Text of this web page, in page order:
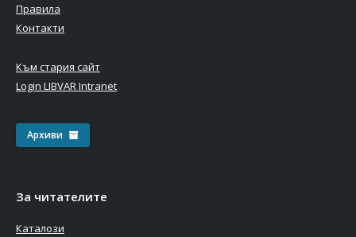
Правила
Контакти
Към стария сайт
Login LIBVAR Intranet
Архиви
За читателите
Каталози